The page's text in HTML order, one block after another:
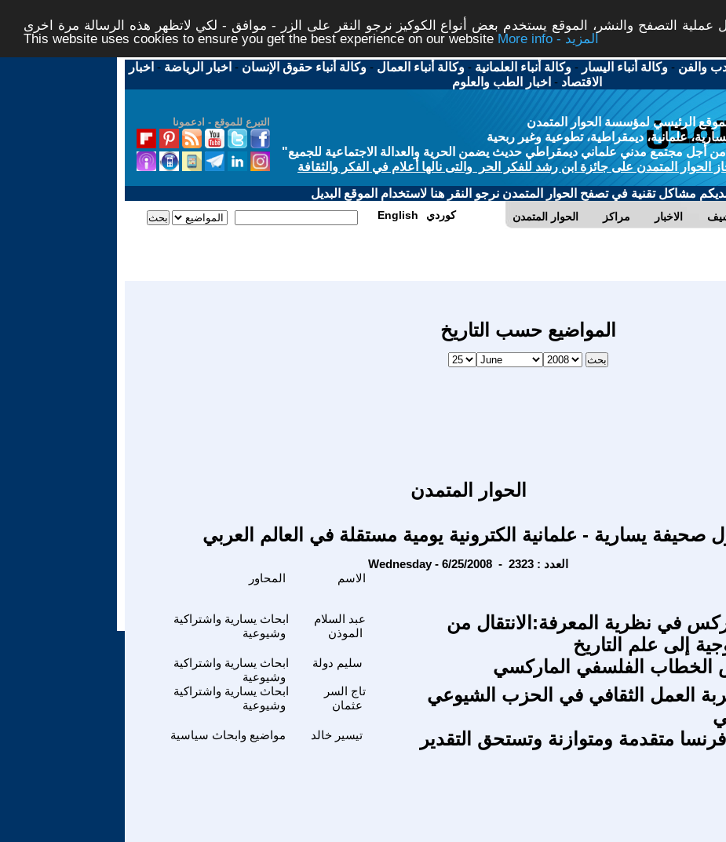
عملية التصفح والنشر، الموقع يستخدم بعض أنواع الكوكيز نرجو النقر على الزر - موافق - لكي لاتظهر هذه الرسالة مرة اخرى -
This website uses cookies to ensure you get the best experience on our website
More info - المزيد
والفن -وكالة أنباء اليسار -وكالة أنباء العلمانية -وكالة أنباء العمال -وكالة أنباء حقوق الإنسان - اخبار الرياضة - اخبار
الاقتصاد - اخبار الطب والعلوم
التبرع للموقع - ادعمونا
الرئيسي لمؤسسة الحوار المتمدن
علمانية، ديمقراطية، تطوعية وغير ربحية
أجل مجتمع مدني علماني ديمقراطي حديث يضمن الحرية والعدالة الاجتماعية للجميع"
الحوار المتمدن على جائزة ابن رشد للفكر الحر والتى نالها أعلام في الفكر والثقافة
لديكم مشاكل تقنية في تصفح الحوار المتمدن نرجو النقر هنا لاستخدام الموقع البديل
الحوار المتمدن مراكز الاخبار English كوردي
المواضيع حسب التاريخ
الحوار المتمدن
صحيفة يسارية - علمانية الكترونية يومية مستقلة في العالم العربي
Wednesday - 6/25/2008 - العدد : 2323
الاسم
ابحاث يسارية واشتراكية
وشيوعية
عبد السلام
الموذن
في نظرية المعرفة:الانتقال من
إلى علم التاريخ
ابحاث يسارية واشتراكية
وشيوعية
سليم دولة الفلسفي الماركسي
ابحاث يسارية واشتراكية
وشيوعية
تاج السر
عثمان
العمل الثقافي في الحزب الشيوعي
مواضيع وابحاث سياسية تيسير خالد متقدمة ومتوازنة وتستحق التقدير